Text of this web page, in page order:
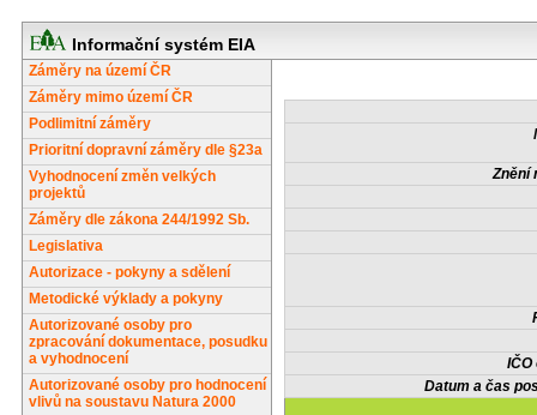
Informační systém EIA
Záměry na území ČR
Záměry mimo území ČR
Podlimitní záměry
Prioritní dopravní záměry dle §23a
Vyhodnocení změn velkých
projektů
Záměry dle zákona 244/1992 Sb.
Legislativa
Autorizace - pokyny a sdělení
Metodické výklady a pokyny
Autorizované osoby pro
zpracování dokumentace, posudku
a vyhodnocení
Autorizované osoby pro hodnocení
vlivů na soustavu Natura 2000
Znění
IČO
Datum a čas